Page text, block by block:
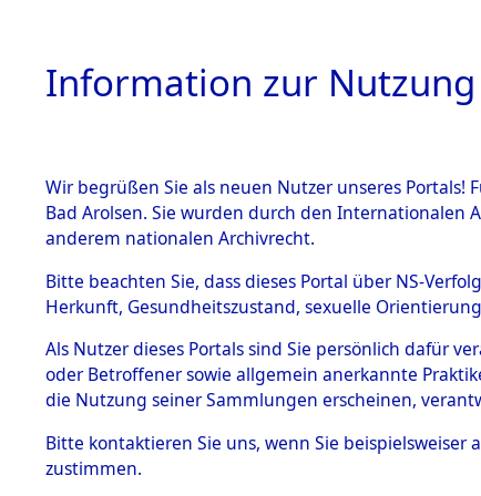
HOME
BESTÄNDE
Inhaftierungsdoku
mente
5. Verschiedenes
Todesmärsche
5.3.1 Alliierte
Toter
Information zur
Wir begrüßen Sie als neuen Nutzer unseres
Bad Arolsen. Sie wurden durch den Internationalen
anderem nationalen Archivrecht.
Bitte beachten Sie, dass dieses Portal über NS-
Herkunft, Gesundheitszustand, sexuelle
Als Nutzer dieses Portals sind Sie persönlich dafür
oder Betroffener sowie allgemein anerkannte
die Nutzung seiner Sammlungen erscheinen,
Bitte kontaktieren Sie uns, wenn Sie
zustimmen.